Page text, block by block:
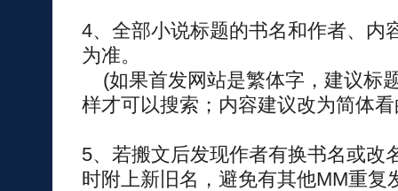
4、全部小说标题的书名和作者、内
为准。
(如果首发网站是繁体字，建议标
样才可以搜索；内容建议改为简体
5、若搬文后发现作者有换书名或改
时附上新旧名，避免有其他MM重复